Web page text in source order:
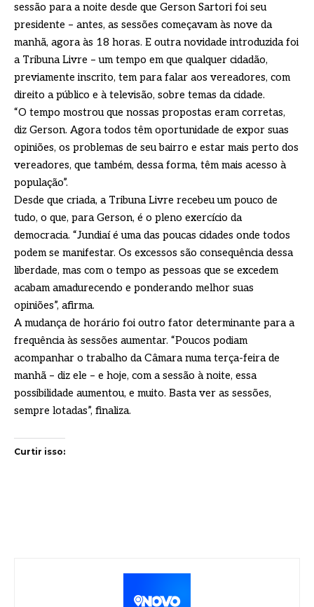
sessão para a noite desde que Gerson Sartori foi seu
presidente – antes, as sessões começavam às nove da
manhã, agora às 18 horas. E outra novidade introduzida foi
a Tribuna Livre – um tempo em que qualquer cidadão,
previamente inscrito, tem para falar aos vereadores, com
direito a público e à televisão, sobre temas da cidade.
“O tempo mostrou que nossas propostas eram corretas,
diz Gerson. Agora todos têm oportunidade de expor suas
opiniões, os problemas de seu bairro e estar mais perto dos
vereadores, que também, dessa forma, têm mais acesso à
população”.
Desde que criada, a Tribuna Livre recebeu um pouco de
tudo, o que, para Gerson, é o pleno exercício da
democracia. “Jundiaí é uma das poucas cidades onde todos
podem se manifestar. Os excessos são consequência dessa
liberdade, mas com o tempo as pessoas que se excedem
acabam amadurecendo e ponderando melhor suas
opiniões”, afirma.
A mudança de horário foi outro fator determinante para a
frequência às sessões aumentar. “Poucos podiam
acompanhar o trabalho da Câmara numa terça-feira de
manhã – diz ele – e hoje, com a sessão à noite, essa
possibilidade aumentou, e muito. Basta ver as sessões,
sempre lotadas”, finaliza.
Curtir isso: